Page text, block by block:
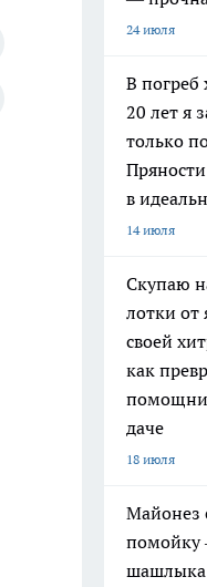
24 июля
В погреб
20 лет я
только
в
14 июля
Скупаю
лотки
своей
как
даче
18 июля
Майонез
помойку
шашлыка